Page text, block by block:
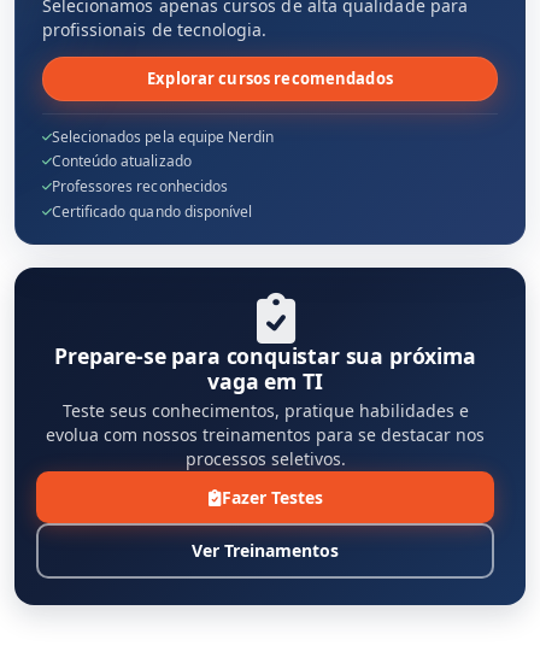
Selecionamos apenas cursos de alta qualidade para
profissionais de tecnologia.
Explorar cursos recomendados
Selecionados pela equipe Nerdin
Conteúdo atualizado
Professores reconhecidos
Certificado quando disponível
Prepare-se para conquistar sua próxima
vaga em TI
Teste seus conhecimentos, pratique habilidades e
evolua com nossos treinamentos para se destacar nos
processos seletivos.
Fazer Testes
Ver Treinamentos